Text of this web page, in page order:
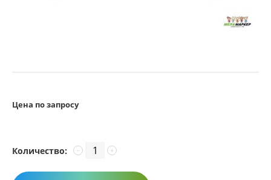
Цена по запросу
Количество: +
−